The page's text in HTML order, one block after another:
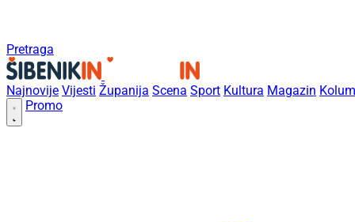
Pretraga
Najnovije Vijesti Županija Scena Sport Kultura Magazin
Promo